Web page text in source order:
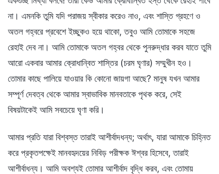
না। এমনকি তুমি যদি পরাজয় স্বীকার করেও নাও, এবং শাস্তি গ্রহণে ও
অতল গহ্বরে প্রবেশে ইচ্ছুকও হয়ে থাকো, তবুও আমি তোমাকে সহজে
রেহাই দেব না। আমি তোমাকে অতল গহ্বর থেকে পুনরুদ্ধার করব যাতে তুমি
আরো একবার আমার ক্রোধান্বিত শাস্তির (চরম ঘৃণার) সম্মুখীন হও।
তোমার কাছে পালিয়ে যাওয়ার কি কোনো জায়গা আছে? মানুষ যখন আমার
সম্পূর্ণ দেবত্ব থেকে আমার স্বাভাবিক মানবতাকে পৃথক করে, সেই
বিষয়টাকেই আমি সবচেয়ে ঘৃণা করি।
আমার প্রতি যারা বিশ্বস্ত তারাই আশীর্বাদধন্য; অর্থাৎ, যারা আমাকে চিহ্নিত
করে প্রকৃতপক্ষেই মানবহৃদয়ের নিবিড় পরীক্ষক ঈশ্বর হিসেবে, তারাই
আশীর্বাধন্য। আমি অবশ্যই তোমার আশীর্বাদ বৃদ্ধি করব, এবং তোমায়